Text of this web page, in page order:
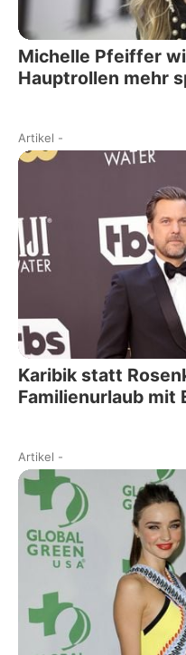
Michelle Pfeiffer
Hauptrollen mehr
Artikel -
Karibik statt
Familienurlaub mit
Artikel -